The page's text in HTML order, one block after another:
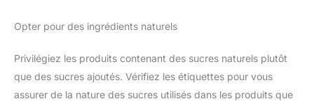
Opter pour des ingrédients naturels
Privilégiez les produits contenant des sucres naturels plutôt
que des sucres ajoutés. Vérifiez les étiquettes pour vous
assurer de la nature des sucres utilisés dans les produits que